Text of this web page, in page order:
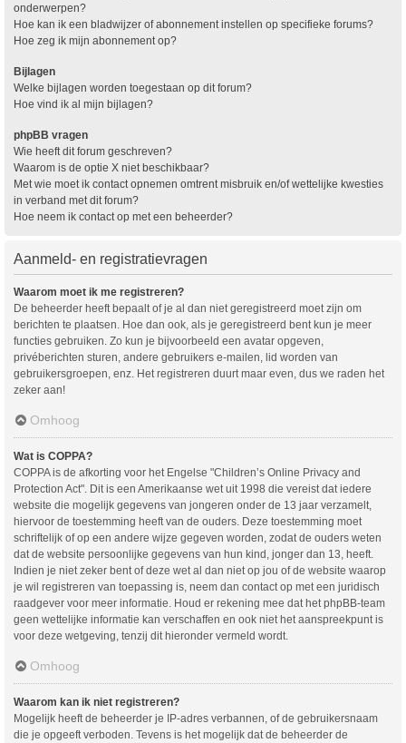
onderwerpen?
Hoe kan ik een bladwijzer of abonnement instellen op specifieke forums?
Hoe zeg ik mijn abonnement op?
Bijlagen
Welke bijlagen worden toegestaan op dit forum?
Hoe vind ik al mijn bijlagen?
phpBB vragen
Wie heeft dit forum geschreven?
Waarom is de optie X niet beschikbaar?
Met wie moet ik contact opnemen omtrent misbruik en/of wettelijke kwesties
in verband met dit forum?
Hoe neem ik contact op met een beheerder?
Aanmeld- en registratievragen
Waarom moet ik me registreren?
De beheerder heeft bepaalt of je al dan niet geregistreerd moet zijn om
berichten te plaatsen. Hoe dan ook, als je geregistreerd bent kun je meer
functies gebruiken. Zo kun je bijvoorbeeld een avatar opgeven,
privéberichten sturen, andere gebruikers e-mailen, lid worden van
gebruikersgroepen, enz. Het registreren duurt maar even, dus we raden het
zeker aan!
Omhoog
Wat is COPPA?
COPPA is de afkorting voor het Engelse "Children’s Online Privacy and
Protection Act". Dit is een Amerikaanse wet uit 1998 die vereist dat iedere
website die mogelijk gegevens van jongeren onder de 13 jaar verzamelt,
hiervoor de toestemming heeft van de ouders. Deze toestemming moet
schriftelijk of op een andere wijze gegeven worden, zodat de ouders weten
dat de website persoonlijke gegevens van hun kind, jonger dan 13, heeft.
Indien je niet zeker bent of deze wet al dan niet op jou of de website waarop
je wil registreren van toepassing is, neem dan contact op met een juridisch
raadgever voor meer informatie. Houd er rekening mee dat het phpBB-team
geen wettelijke informatie kan verschaffen en ook niet het aanspreekpunt is
voor deze wetgeving, tenzij dit hieronder vermeld wordt.
Omhoog
Waarom kan ik niet registreren?
Mogelijk heeft de beheerder je IP-adres verbannen, of de gebruikersnaam
die je opgeeft verboden. Tevens is het mogelijk dat de beheerder de